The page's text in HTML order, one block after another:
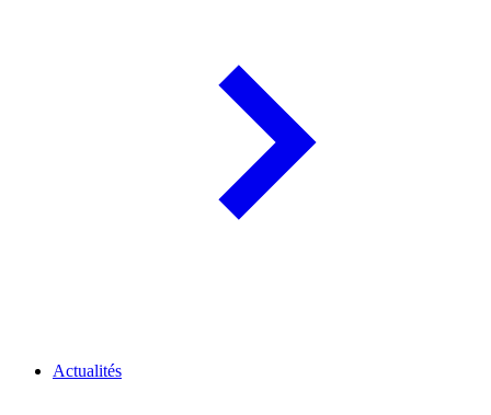
Actualités